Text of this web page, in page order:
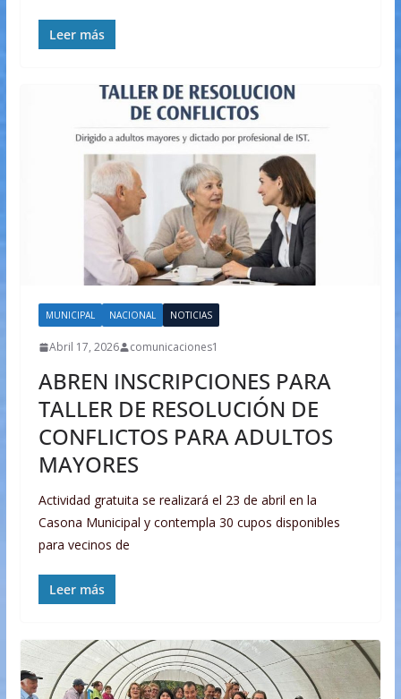
Leer más
MUNICIPAL NACIONAL NOTICIAS
Abril 17, 2026 comunicaciones1
ABREN INSCRIPCIONES PARA
TALLER DE RESOLUCIÓN DE
CONFLICTOS PARA ADULTOS
MAYORES
Actividad gratuita se realizará el 23 de abril en la
Casona Municipal y contempla 30 cupos disponibles
para vecinos de
Leer más